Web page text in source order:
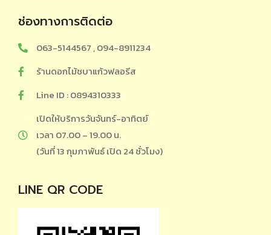
ช่องทางการติดต่อ
063-5144567 , 094-8911234
ร้านดอกไม้ชบาแก้วฟลอรีส
Line ID : 0894310333
เปิดให้บริการวันจันทร์-อาทิตย์
เวลา 07.00 – 19.00 น.
(วันที่ 13 กุมภาพันธ์ เปิด 24 ชั่วโมง)
LINE QR CODE